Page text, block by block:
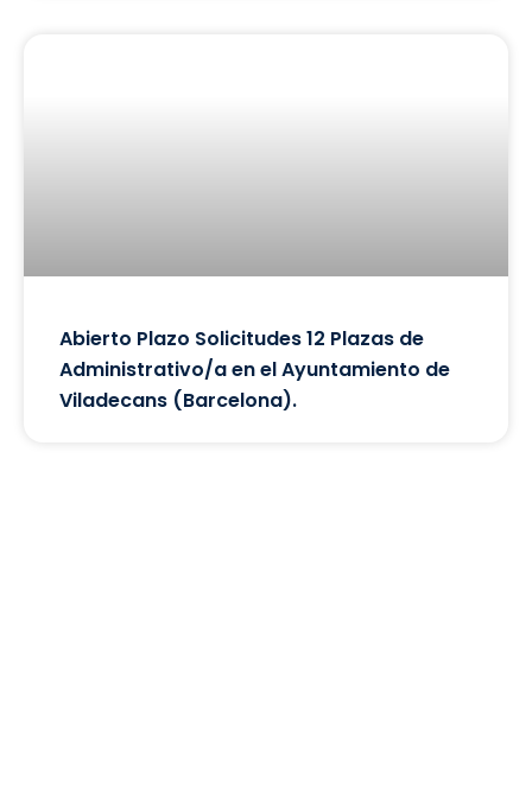
Abierto Plazo Solicitudes 12 Plazas de
Administrativo/a en el Ayuntamiento de
Viladecans (Barcelona).